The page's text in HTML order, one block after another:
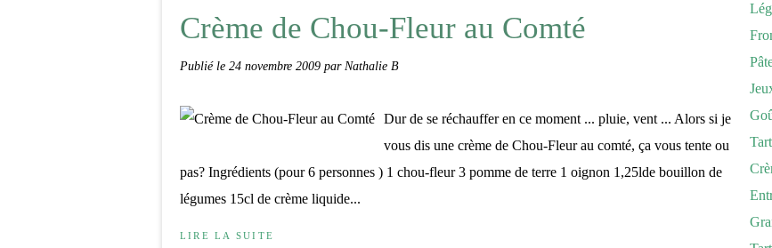
Crème de Chou-Fleur au Comté
Publié le 24 novembre 2009 par Nathalie B
Dur de se réchauffer en ce moment ... pluie, vent ... Alors si je
vous dis une crème de Chou-Fleur au comté, ça vous tente ou
pas? Ingrédients (pour 6 personnes ) 1 chou-fleur 3 pomme de terre 1 oignon 1,25lde bouillon de
légumes 15cl de crème liquide...
LIRE LA SUITE